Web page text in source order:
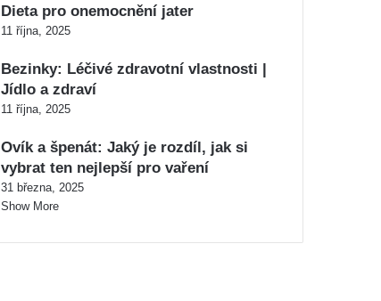
Dieta pro onemocnění jater
11 října, 2025
Bezinky: Léčivé zdravotní vlastnosti |
Jídlo a zdraví
11 října, 2025
Ovík a špenát: Jaký je rozdíl, jak si
vybrat ten nejlepší pro vaření
31 března, 2025
Show More